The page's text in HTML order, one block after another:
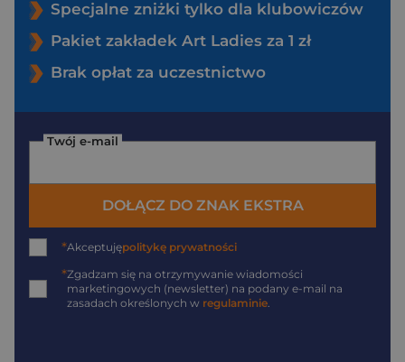
Specjalne zniżki tylko dla klubowiczów
Pakiet zakładek Art Ladies za 1 zł
Brak opłat za uczestnictwo
Twój e-mail
DOŁĄCZ DO ZNAK EKSTRA
*Akceptujępolitykę prywatności
*Zgadzam się na otrzymywanie wiadomości
marketingowych (newsletter) na podany e-mail na
zasadach określonych w regulaminie